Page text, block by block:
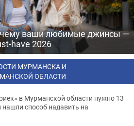
ваши любимые джинсы —
have 2026
МУРМАНСКА И
ОБЛАСТИ
в Мурманской области нужно 13
способ надавить на